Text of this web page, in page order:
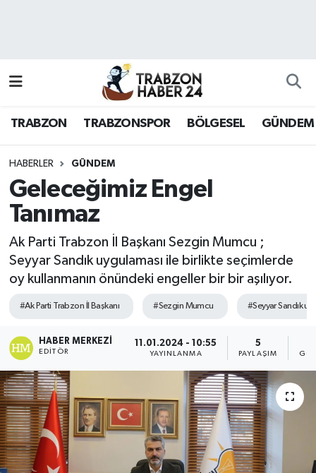
TRABZON TRABZONSPOR BÖLGESEL GÜNDEM
HABERLER GÜNDEM
Geleceğimiz Engel
Tanımaz
Ak Parti Trabzon İl Başkanı Sezgin Mumcu ;
Seyyar Sandık uygulaması ile birlikte seçimlerde
oy kullanmanın önündeki engeller bir bir aşılıyor.
#Ak Parti Trabzon İl Başkanı #Sezgin Mumcu #Seyyar Sandık
HABER MERKEZI
EDITÖR
11.01.2024 - 10:55
YAYINLANMA
5
PAYLAŞIM
Hava Durumu
Namaz Vakitleri
Trafik Durumu
Süper Lig Puan Durumu ve Fikstür
Tüm Manşetler
Son Dakika Haberleri
Haber Arşivi